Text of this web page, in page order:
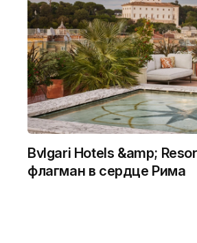
Bvlgari Hotels &amp;
флагман в сердце Рима